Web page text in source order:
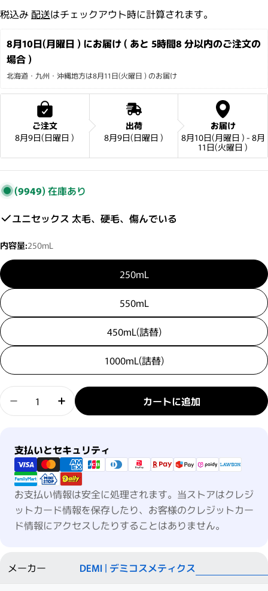
税込み配送はチェックアウト時に計算されます。
8月10日(月曜日 ) にお届け ( あと 5時間8 分以内のご注文の
場合 )
北海道・九州・沖縄地方は8月11日(火曜日 ) のお届け
ご注文
8月9日(日曜日 )
出荷
8月9日(日曜日 )
お届け
8月10日(月曜日 ) - 8月
11日(火曜日 )
(9949)在庫あり
ユニセックス 太毛、硬毛、傷んでいる
内容量:250mL
250mL
550mL
450mL(詰替)
1000mL(詰替)
数量
FLOWDIA フローディア シャンプー ディープモイス
FLOWDIA フローディア シャンプー ディ
カートに追加
支払いとセキュリティ
支払い方法
お支払い情報は安全に処理されます。当ストアはクレジ
ットカード情報を保存したり、お客様のクレジットカー
ド情報にアクセスしたりすることはありません。
メーカー DEMI | デミコスメティクス